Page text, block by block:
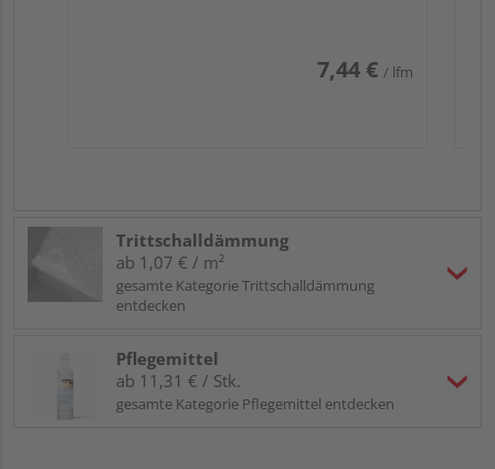
7,44 € / lfm
Trittschalldämmung
ab 1,07 € / m²
gesamte Kategorie Trittschalldämmung
entdecken
Pflegemittel
ab 11,31 € / Stk.
gesamte Kategorie Pflegemittel entdecken